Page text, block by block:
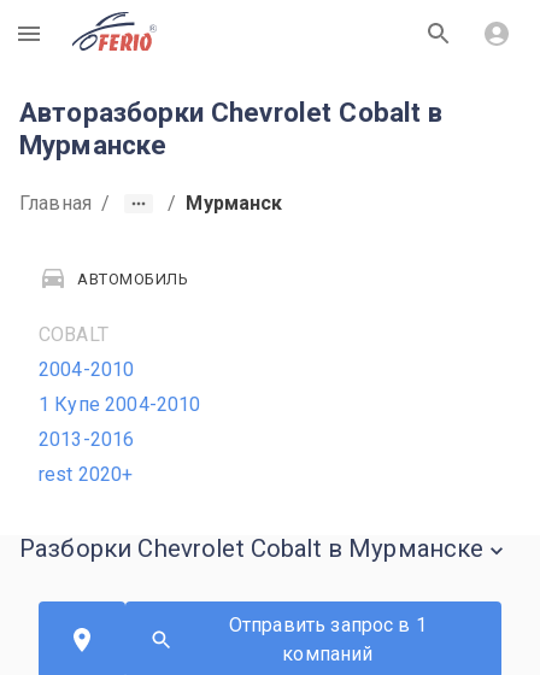
R
Авторазборки Chevrolet Cobalt в
Мурманске
Главная / / Мурманск
АВТОМОБИЛЬ
COBALT
2004-2010
1 Купе 2004-2010
2013-2016
rest 2020+
Разборки Chevrolet Cobalt в Мурманске
Отправить запрос в 1
компаний